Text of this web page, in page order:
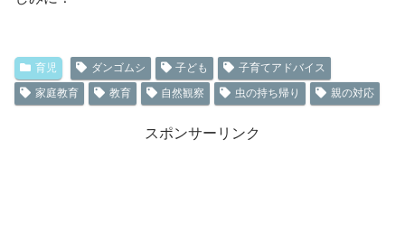
育児 ダンゴムシ 子ども
子育てアドバイス
家庭教育
教育 自然観察 虫の持ち帰り 親の対応
スポンサーリンク